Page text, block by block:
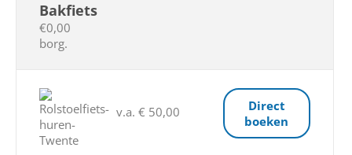
Bakfiets
€0,00
borg.
v.a. € 50,00
Direct
boeken